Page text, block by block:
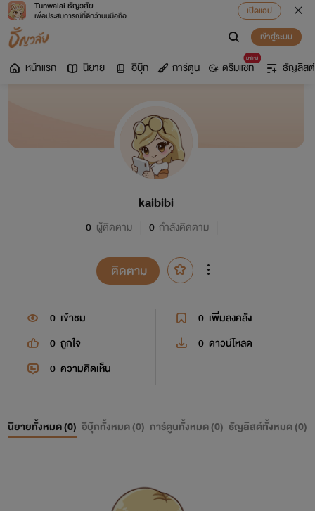
Tunwalai ธัญวลัย
เพื่อประสบการณ์ที่ดีกว่าบนมือถือ
เปิดแอป
เข้าสู่ระบบ
หน้าแรก นิยาย อีบุ๊ก การ์ตูน
มาใหม่
ดรีมแชท ธัญลิสต์
kaibibi
0 ผู้ติดตาม 0 กำลังติดตาม
ติดตาม
0 เข้าชม 0 เพิ่มลงคลัง
0 ถูกใจ 0 ดาวน์โหลด
0 ความคิดเห็น
นิยายทั้งหมด (0) อีบุ๊กทั้งหมด (0) การ์ตูนทั้งหมด (0) ธัญลิสต์ทั้งหมด (0)